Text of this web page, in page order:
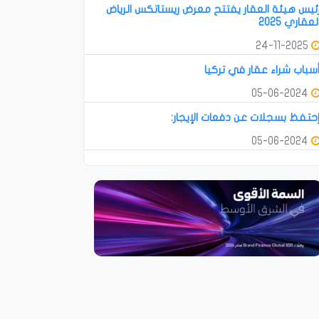
هيئة العقار يفتتح معرض ريستاتكس الرياض
العقاري 2025
أسباب شراء عقار في تركيا
إحتفظ بسجلات عن دفعات الإيجار: